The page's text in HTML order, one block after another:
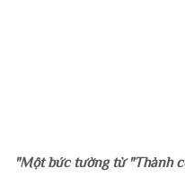
"Một bức tường từ "Thành